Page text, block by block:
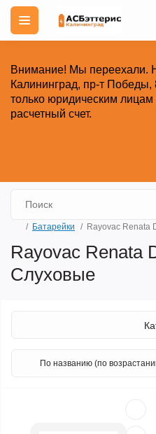
Внимание! Мы переехали.
Калининград, пр-т Победы,
только юридическим лицам
расчетный счет.
Батарейки Rayovac Renata
Rayovac Renata
Слуховые